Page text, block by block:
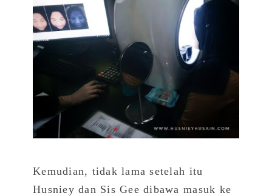
Kemudian, tidak lama setelah itu
Husniey dan Sis Gee dibawa masuk ke